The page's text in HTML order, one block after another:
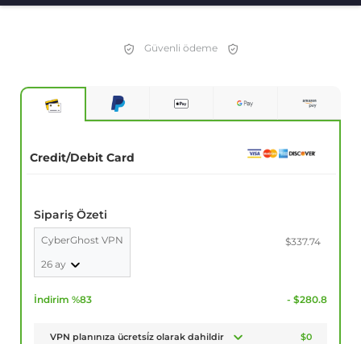
Güvenli ödeme
Credit/Debit Card
Sipariş Özeti
CyberGhost VPN
26 ay
$337.74
İndirim %83 - $280.8
VPN planınıza ücretsi̇z olarak dahildir $0